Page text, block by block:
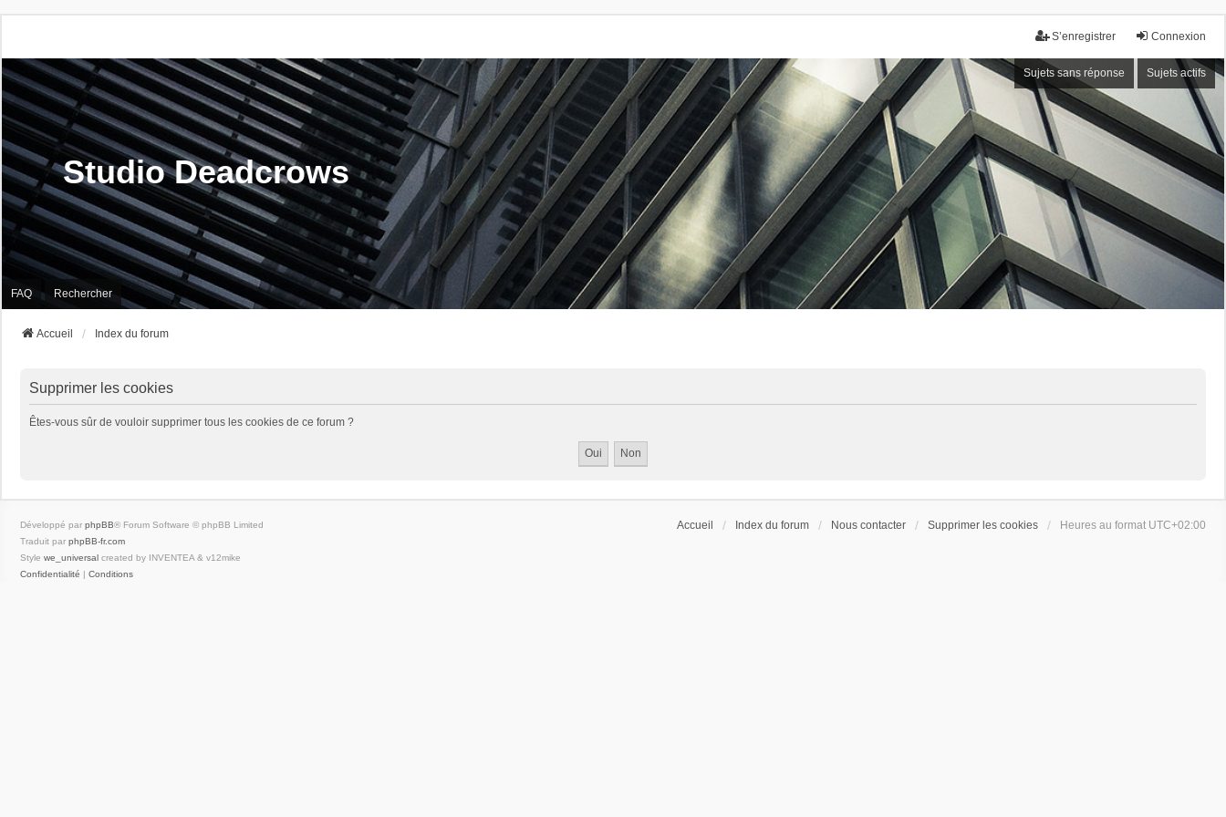
Connexion
S’enregistrer
Sujets sans réponse Sujets actifs
Studio Deadcrows
FAQ Rechercher
Accueil Index du forum
Supprimer les cookies
Êtes-vous sûr de vouloir supprimer tous les cookies de ce forum ?
Accueil Index du forum Nous contacter Supprimer les cookies Heures au format UTC+02:00
Développé par phpBB® Forum Software © phpBB Limited
Traduit par phpBB-fr.com
Style we_universal created by INVENTEA & v12mike
Confidentialité | Conditions